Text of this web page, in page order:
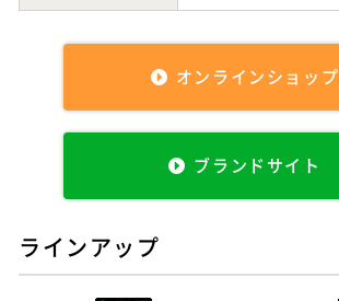
オンラインショップ
ブランドサイト
ラインアップ